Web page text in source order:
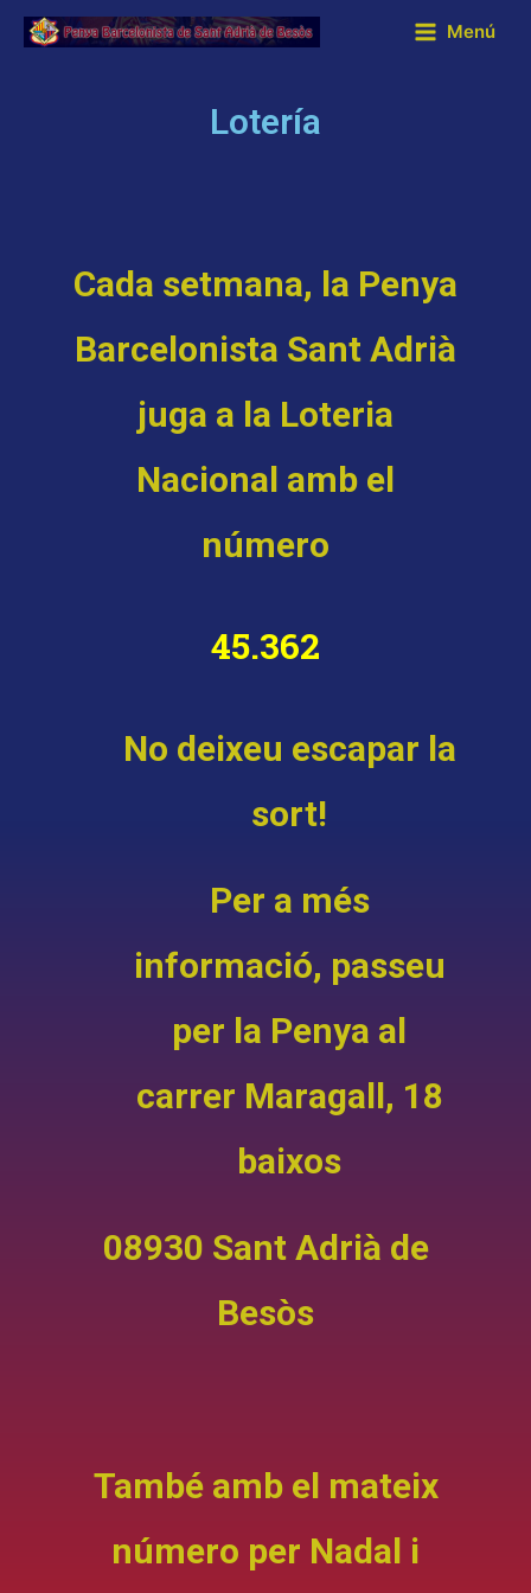
Menú
Lotería
Cada setmana, la Penya
Barcelonista Sant Adrià
juga a la Loteria
Nacional amb el
número
45.362
No deixeu escapar la
sort!
Per a més
informació, passeu
per la Penya al
carrer Maragall, 18
baixos
08930 Sant Adrià de
Besòs
També amb el mateix
número per Nadal i